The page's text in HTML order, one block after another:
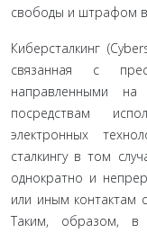
свободы и штрафом в
Киберсталкинг
связанная с
направленными
посредствам
электронных
сталкингу в том
однократно и
или иным контактам
Таким, образом,